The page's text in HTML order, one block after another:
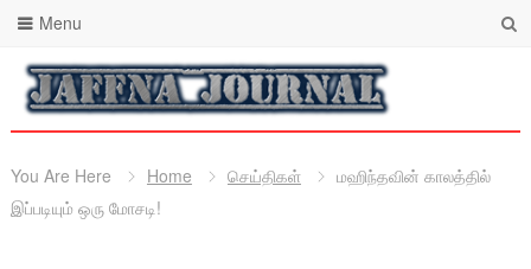
Menu
You Are Here Home செய்திகள்
மஹிந்தவின் காலத்தில்
இப்படியும் ஒரு மோசடி!